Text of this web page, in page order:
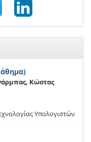
Κώστας
Υπολογιστών